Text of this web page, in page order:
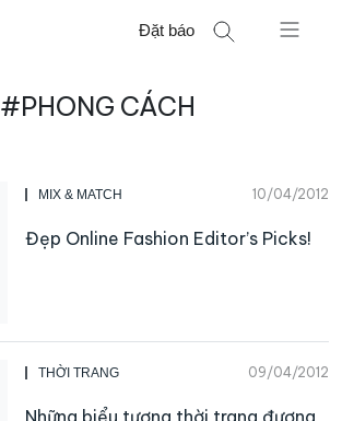
Đặt báo
#PHONG CÁCH
MIX & MATCH 10/04/2012
Đẹp Online Fashion Editor’s Picks!
THỜI TRANG 09/04/2012
Những biểu tượng thời trang đương